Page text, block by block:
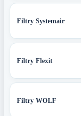
Filtry Systemair
Filtry Flexit
Filtry WOLF